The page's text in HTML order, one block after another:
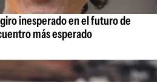
inesperado en el futuro de
más esperado